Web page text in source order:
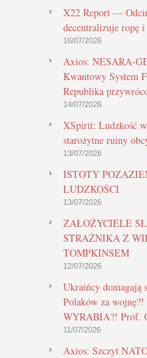
X22 Report —
decentralizuje ropę i
16/07/2026
Axios: NESARA-
Kwantowy System
Republika
14/07/2026
XSpirit: Ludzkość
starożytne ruiny
13/07/2026
ISTOTY
LUDZKOŚCI
13/07/2026
ZAŁOŻYCIELE
STRAŻNIKA Z
TOMPKINSEM
12/07/2026
Ukraińcy domagają
Polaków za
WYRABIA?! Prof.
11/07/2026
Axios: Szczyt